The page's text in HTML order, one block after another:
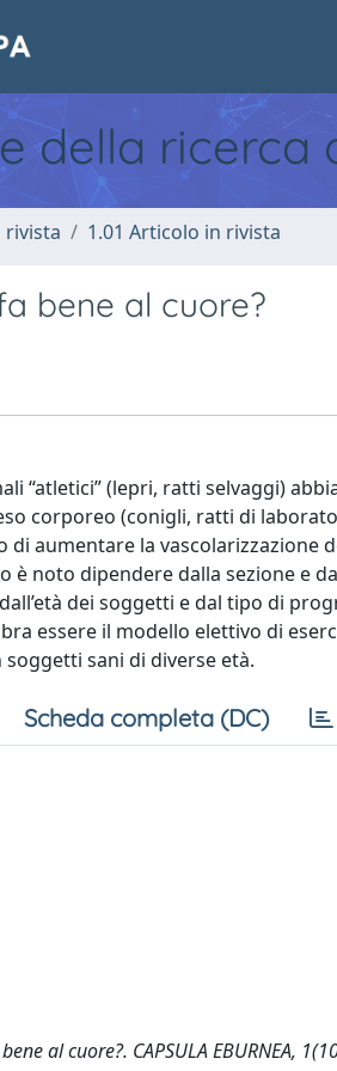
della ricerca
rivista 1.01 Articolo in rivista
bene al cuore?
“atletici” (lepri, ratti selvaggi)
corporeo (conigli, ratti di
aumentare la vascolarizzazione
noto dipendere dalla sezione e
dei soggetti e dal tipo di
essere il modello elettivo di
sani di diverse età.
Scheda completa (DC)
al cuore?. CAPSULA EBURNEA,